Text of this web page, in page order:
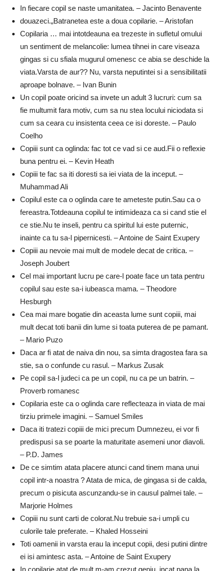
In fiecare copil se naste umanitatea. – Jacinto Benavente
douazeci.„Batranetea este a doua copilarie. – Aristofan
Copilaria … mai intotdeauna ea trezeste in sufletul omului
un sentiment de melancolie: lumea tihnei in care viseaza
gingas si cu sfiala mugurul omenesc ce abia se deschide la
viata.Varsta de aur?? Nu, varsta neputintei si a sensibilitatii
aproape bolnave. – Ivan Bunin
Un copil poate oricind sa invete un adult 3 lucruri: cum sa
fie multumit fara motiv, cum sa nu stea locului niciodata si
cum sa ceara cu insistenta ceea ce isi doreste. – Paulo
Coelho
Copiii sunt ca oglinda: fac tot ce vad si ce aud.Fii o reflexie
buna pentru ei. – Kevin Heath
Copiii te fac sa iti doresti sa iei viata de la inceput. –
Muhammad Ali
Copilul este ca o oglinda care te ameteste putin.Sau ca o
fereastra.Totdeauna copilul te intimideaza ca si cand stie el
ce stie.Nu te inseli, pentru ca spiritul lui este puternic,
inainte ca tu sa-l pipernicesti. – Antoine de Saint Exupery
Copiii au nevoie mai mult de modele decat de critica. –
Joseph Joubert
Cel mai important lucru pe care-l poate face un tata pentru
copilul sau este sa-i iubeasca mama. – Theodore
Hesburgh
Cea mai mare bogatie din aceasta lume sunt copiii, mai
mult decat toti banii din lume si toata puterea de pe pamant.
– Mario Puzo
Daca ar fi atat de naiva din nou, sa simta dragostea fara sa
stie, sa o confunde cu rasul. – Markus Zusak
Pe copil sa-l judeci ca pe un copil, nu ca pe un batrin. –
Proverb romanesc
Copilaria este ca o oglinda care reflecteaza in viata de mai
tirziu primele imagini. – Samuel Smiles
Daca iti tratezi copiii de mici precum Dumnezeu, ei vor fi
predispusi sa se poarte la maturitate asemeni unor diavoli.
– P.D. James
De ce simtim atata placere atunci cand tinem mana unui
copil intr-a noastra ? Atata de mica, de gingasa si de calda,
precum o pisicuta ascunzandu-se in causul palmei tale. –
Marjorie Holmes
Copiii nu sunt carti de colorat.Nu trebuie sa-i umpli cu
culorile tale preferate. – Khaled Hosseini
Toti oamenii in varsta erau la inceput copii, desi putini dintre
ei isi amintesc asta. – Antoine de Saint Exupery
In copilarie atat de mult m-am crezut geniu, incat pana la